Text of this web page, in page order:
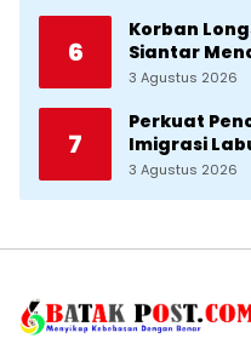
6
Korban
Siantar
3 Agustus 2026
7
Perkuat
Imigrasi
Operasional
3 Agustus 2026